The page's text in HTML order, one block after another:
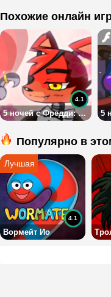
Похожие онлайн
5 ночей с Фредди: романтические свидания
4.1
Популярно в
Вормейт Ио
4.1